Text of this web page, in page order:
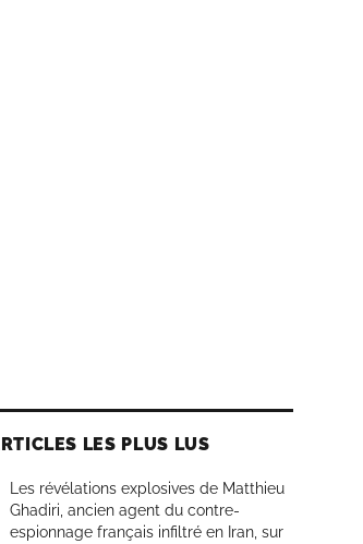
LES PLUS LUS
Les révélations explosives de Matthieu
Ghadiri, ancien agent du contre-
espionnage français infiltré en Iran, sur